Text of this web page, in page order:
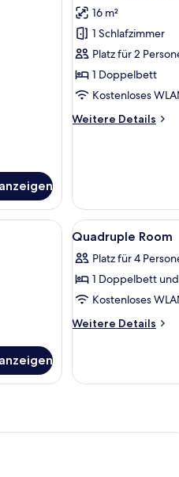
für
Doppelzimmer,
barrierefrei,
Nichtraucher
anzeigen
16 m²
1 Schlafzimmer
Platz für 2
1 Doppelbett
Kostenloses
Weitere Details
Weitere
mit Bett, Schreibtisch, Stuhl,
Alle
Fotos
für
Quadruple
Room
anzeigen
1
Quadruple Room
Platz für 4
1 Doppelbett
Kostenloses
Weitere Details
Weitere
Room
Evian Les Terrasses du